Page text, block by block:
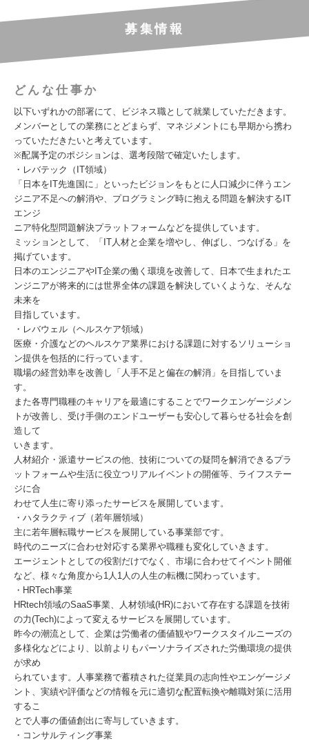
募集情報
どんな仕事か
以下いずれかの部署にて、ビジネス職として就業していただきます。
メンバーとしての業務にとどまらず、マネジメントにも早期から携わ
っていただきたいと考えています。
※配属予定のポジションは、選考段階で確定いたします。
・レバテック（IT領域）
「日本をIT先進国に」といったビジョンをもとに人口減少に伴うエン
ジニア不足への解消や、プログラミング時に抱える問題を解決するIT
エンジ
ニア特化型問題解決プラットフォームなどを提供しています。
ミッションとして、「IT人材と企業を増やし、伸ばし、つなげる」を
掲げています。
日本のエンジニアやIT企業の働く環境を改善して、日本で生まれたエ
ンジニアが将来的には世界全体の課題を解決していくような、そんな
未来を
目指しています。
・レバウェル（ヘルスケア領域）
医療・介護などのヘルスケア業界における課題に対するソリューショ
ン提供を包括的に行っています。
職場の経営効率を改善し「人手不足と偏在の解消」を目指していま
す。
また各専門職種のキャリアを最適にすることでワークエンゲージメン
トが改善し、受け手側のエンドユーザーも安心して暮らせる社会を創
造して
いきます。
人材紹介・派遣サービスの他、技術についての疑問を解消できるプラ
ットフォームや生活に役立つリアルイベントの開催等、ライフステー
ジに合
わせて人生に寄り添ったサービスを展開しています。
・ハタラクティブ（若年層領域）
主に若年層転職サービスを展開している事業部です。
時代のニーズに合わせ対応する業界や職種も変化していきます。
エージェントとしての役割だけでなく、市場に合わせてイベント開催
など、様々な角度から1人1人の人生の転機に関わっています。
・HRTech事業
HRtech領域のSaaS事業、人材領域(HR)において存在する課題を技術
の力(Tech)によって変えるサービスを展開しています。
昨今の潮流として、企業は労働者の価値観やワークスタイルニーズの
多様化などにより、以前よりもパーソナライズされた労働環境の提供
が求め
られています。人事業務で蓄積された従業員の志向性やエンゲージメ
ント、実績や評価などの情報を元に適切な配置転換や離職対策に活用
するこ
とで人事の価値創出に寄与していきます。
・コンサルティング事業